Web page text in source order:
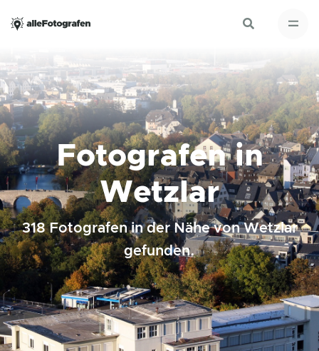
Fotografen in
Wetzlar
318 Fotografen in der Nähe von Wetzlar
gefunden.